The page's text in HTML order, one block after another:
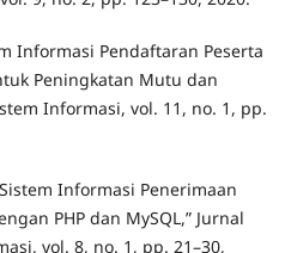
Informasi Pendaftaran Peserta
Peningkatan Mutu dan
Informasi, vol. 11, no. 1, pp.
Informasi Penerimaan
PHP dan MySQL,” Jurnal
vol. 8, no. 1, pp. 21–30,